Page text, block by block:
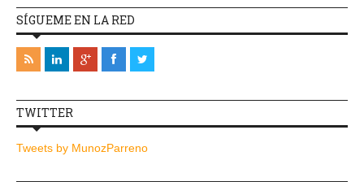
SÍGUEME EN LA RED
TWITTER
Tweets by MunozParreno